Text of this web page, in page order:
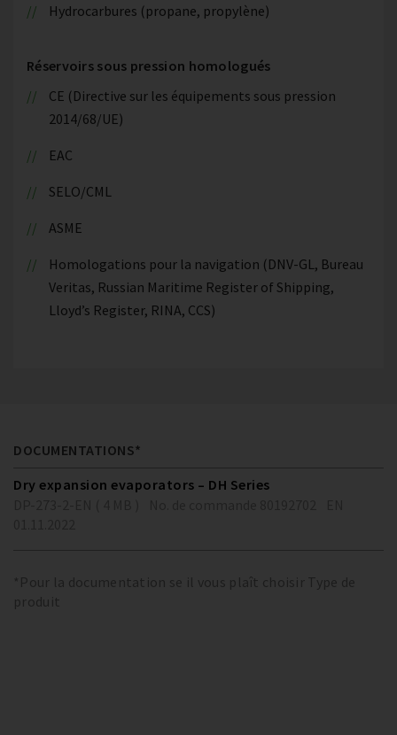
Hydrocarbures (propane, propylène)
Réservoirs sous pression homologués
CE (Directive sur les équipements sous pression
2014/68/UE)
EAC
SELO/CML
ASME
Homologations pour la navigation (DNV-GL, Bureau
Veritas, Russian Maritime Register of Shipping,
Lloyd’s Register, RINA, CCS)
DOCUMENTATIONS*
Dry expansion evaporators – DH Series
*Pour la documentation se il vous plaît choisir Type de
produit